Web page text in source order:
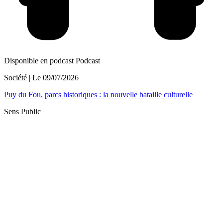
Disponible en podcast Podcast
Société | Le 09/07/2026
Puy du Fou, parcs historiques : la nouvelle bataille culturelle
Sens Public